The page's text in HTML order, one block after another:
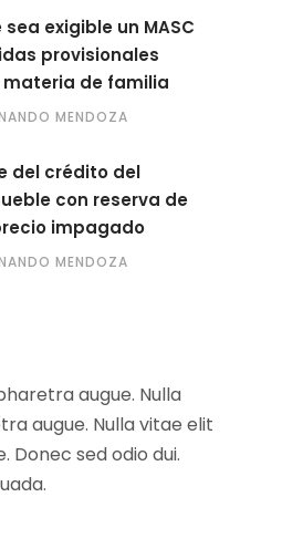
exigible un MASC
provisionales
de familia
MENDOZA
del crédito del
con reserva de
impagado
MENDOZA
augue. Nulla
augue. Nulla vitae elit
Donec sed odio dui.